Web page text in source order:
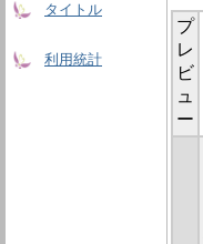
タイトル
利用統計
プ
レ
ビ
ュ
ー